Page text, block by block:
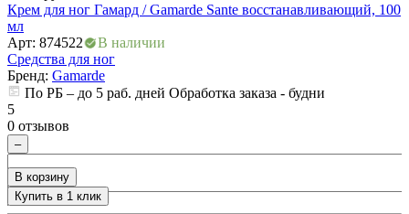
Крем для ног Гамард / Gamarde Sante восстанавливающий, 100
мл
Арт: 874522
В наличии
Средства для ног
Бренд: Gamarde
По РБ – до 5 раб. дней Обработка заказа - будни
5
0 отзывов
–
+
В корзину
Купить в 1 клик